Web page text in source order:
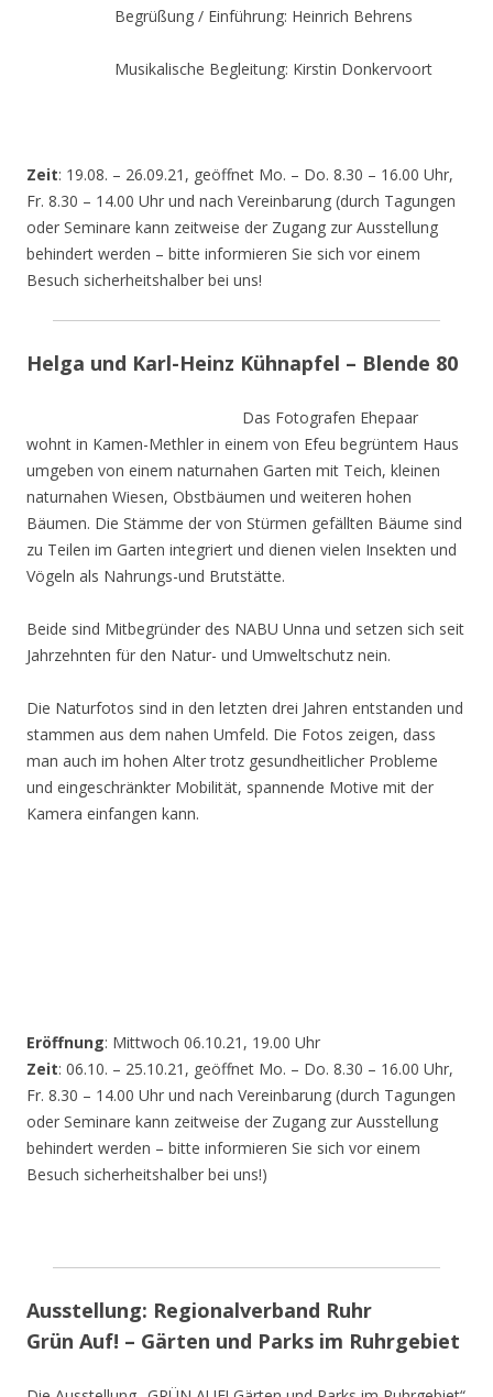
Begrüßung / Einführung: Heinrich Behrens
Musikalische Begleitung: Kirstin Donkervoort
Zeit: 19.08. – 26.09.21, geöffnet Mo. – Do. 8.30 – 16.00 Uhr,
Fr. 8.30 – 14.00 Uhr und nach Vereinbarung (durch Tagungen
oder Seminare kann zeitweise der Zugang zur Ausstellung
behindert werden – bitte informieren Sie sich vor einem
Besuch sicherheitshalber bei uns!
Helga und Karl-Heinz Kühnapfel – Blende 80
Das Fotografen Ehepaar
wohnt in Kamen-Methler in einem von Efeu begrüntem Haus
umgeben von einem naturnahen Garten mit Teich, kleinen
naturnahen Wiesen, Obstbäumen und weiteren hohen
Bäumen. Die Stämme der von Stürmen gefällten Bäume sind
zu Teilen im Garten integriert und dienen vielen Insekten und
Vögeln als Nahrungs-und Brutstätte.
Beide sind Mitbegründer des NABU Unna und setzen sich seit
Jahrzehnten für den Natur- und Umweltschutz nein.
Die Naturfotos sind in den letzten drei Jahren entstanden und
stammen aus dem nahen Umfeld. Die Fotos zeigen, dass
man auch im hohen Alter trotz gesundheitlicher Probleme
und eingeschränkter Mobilität, spannende Motive mit der
Kamera einfangen kann.
Eröffnung: Mittwoch 06.10.21, 19.00 Uhr
Zeit: 06.10. – 25.10.21, geöffnet Mo. – Do. 8.30 – 16.00 Uhr,
Fr. 8.30 – 14.00 Uhr und nach Vereinbarung (durch Tagungen
oder Seminare kann zeitweise der Zugang zur Ausstellung
behindert werden – bitte informieren Sie sich vor einem
Besuch sicherheitshalber bei uns!)
Ausstellung: Regionalverband Ruhr
Grün Auf! – Gärten und Parks im Ruhrgebiet